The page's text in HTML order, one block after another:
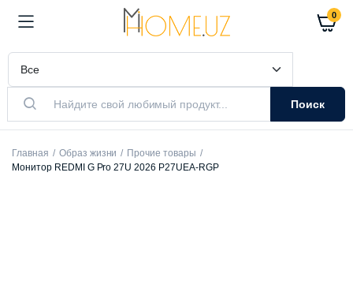
0
Поиск
Главная Образ жизни
Прочие товары
Монитор REDMI G Pro 27U 2026 P27UEA-RGP